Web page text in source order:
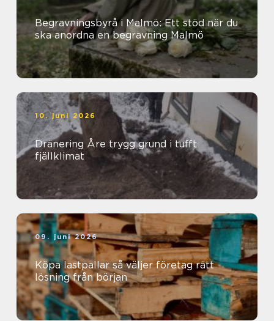
Begravningsbyrå i Malmö: Ett stöd när du
ska anordna en begravning Malmö
10. juni 2026
Dränering Åre trygg grund i tufft
fjällklimat
09. juni 2026
Köpa lastpallar så väljer företag rätt
lösning från början